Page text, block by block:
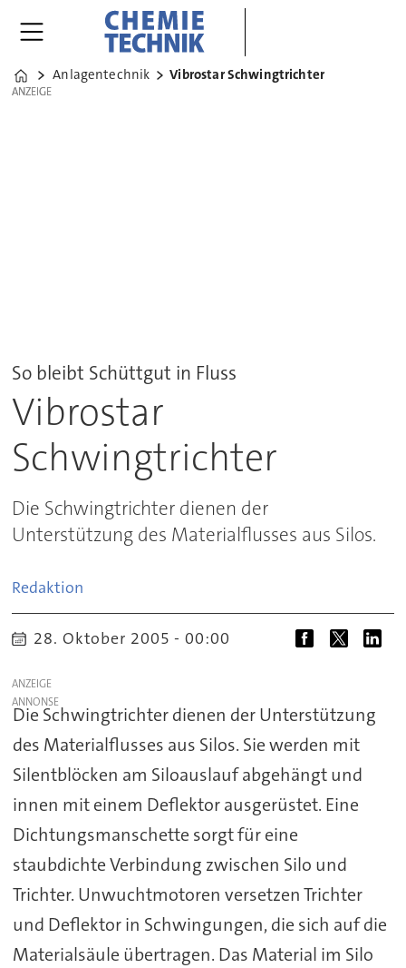
Home
Anlagentechnik Vibrostar Schwingtrichter
ANZEIGE
ANZEIGE
So bleibt Schüttgut in Fluss
Vibrostar
Schwingtrichter
Die Schwingtrichter dienen der
Unterstützung des Materialflusses aus Silos.
Redaktion
28. Oktober 2005 - 00:00
ANZEIGE
Die Schwingtrichter dienen der Unterstützung
des Materialflusses aus Silos. Sie werden mit
Silentblöcken am Siloauslauf abgehängt und
innen mit einem Deflektor ausgerüstet. Eine
Dichtungsmanschette sorgt für eine
staubdichte Verbindung zwischen Silo und
Trichter. Unwuchtmotoren versetzen Trichter
und Deflektor in Schwingungen, die sich auf die
Materialsäule übertragen. Das Material im Silo